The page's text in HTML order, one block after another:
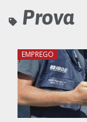
Prova
EMPREGO